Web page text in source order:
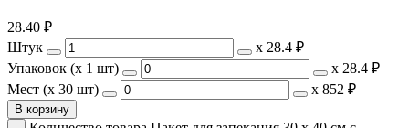
28.40 ₽
Штук
х 28.4 ₽
Упаковок (x 1 шт)
х 28.4 ₽
Мест (x 30 шт)
х 852 ₽
В корзину